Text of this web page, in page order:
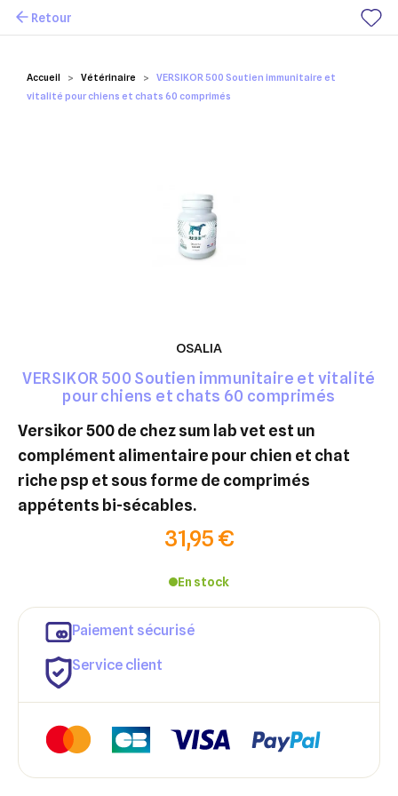
Mes favoris
Accueil Vétérinaire
VERSIKOR 500 Soutien immunitaire et
vitalité pour chiens et chats 60 comprimés
Retour
OSALIA
VERSIKOR 500 Soutien immunitaire et vitalité
pour chiens et chats 60 comprimés
versikor 500 de chez sum lab vet est un
complément alimentaire pour chien et chat
riche psp et sous forme de comprimés
appétents bi-sécables.
31,95 €
En stock
Paiement sécurisé
Service client